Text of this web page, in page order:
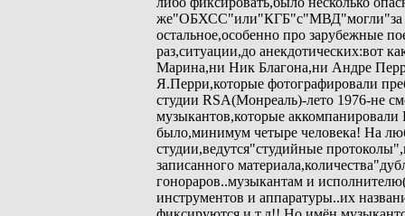
же"ОБХСС"или"КГБ"с"МВД"могли"за
остальное,особенно про зарубежные
раз,ситуации,до анекдотических:вот
Марина,ни Ник Благона,ни Андре
Я.Перри,которые фотографировали
студии RSA(Монреаль)-лето 1976-не
музыкантов,которые
было,минимум четыре человека! На
студии,ведутся"студийные
записанного
гонораров..музыкантам и
инструментов и аппаратуры..их